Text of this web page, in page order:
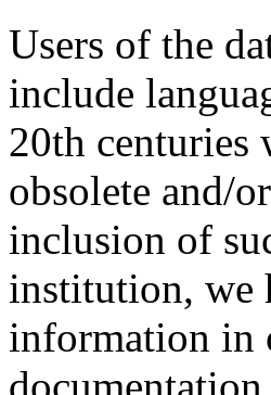
Users of the
include
20th centuries
obsolete and/
inclusion of
institution, we
information in